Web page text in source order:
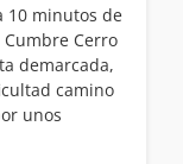
10 minutos de
Cerro
demarcada,
camino
unos